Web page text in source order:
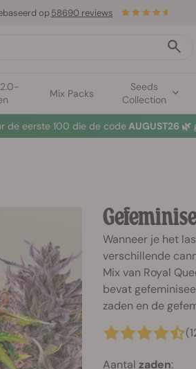
Mix Packs
Seeds
Collection
op 58690 reviews
de eerste 100 die de code AUGUST26 🌿
Wanneer je het
verschillende
Mix van Royal
bevat
zaden en de
Aantalzaden: